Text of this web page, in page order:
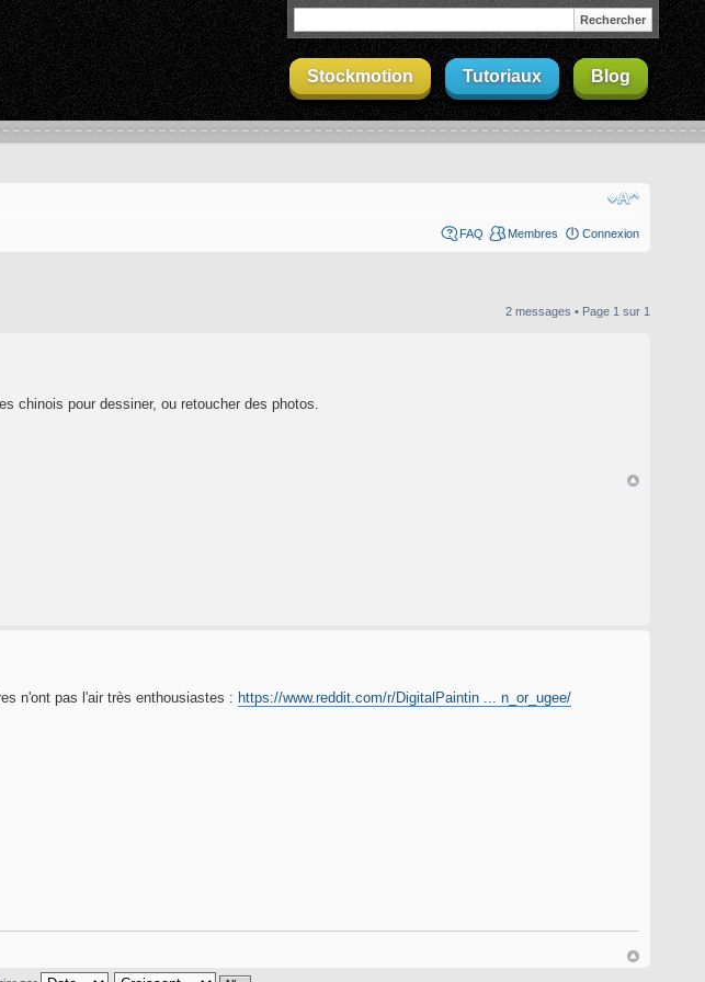
Stockmotion Tutoriaux Blog
FAQ Membres Connexion
2 messages • Page 1 sur 1
chinois pour dessiner, ou retoucher des photos.
n'ont pas l'air très enthousiastes : https://www.reddit.com/r/DigitalPaintin ... n_or_ugee/